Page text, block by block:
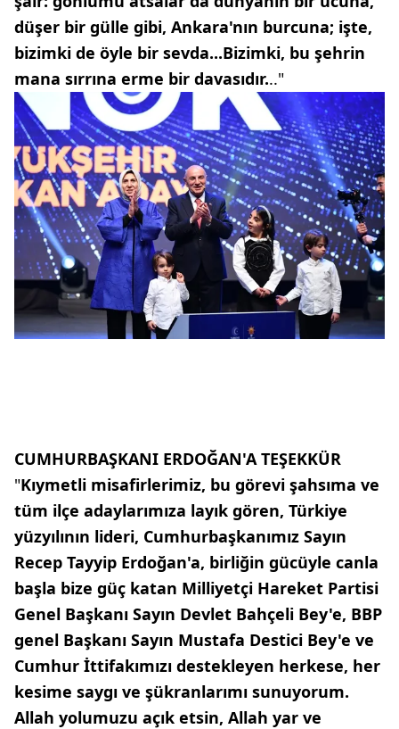
düşer bir gülle gibi, Ankara'nın burcuna; işte,
bizimki de öyle bir sevda...Bizimki, bu şehrin
mana sırrına erme bir davasıdır..."
CUMHURBAŞKANI ERDOĞAN'A TEŞEKKÜR
"Kıymetli misafirlerimiz, bu görevi şahsıma ve
tüm ilçe adaylarımıza layık gören, Türkiye
yüzyılının lideri, Cumhurbaşkanımız Sayın
Recep Tayyip Erdoğan'a, birliğin gücüyle canla
başla bize güç katan Milliyetçi Hareket Partisi
Genel Başkanı Sayın Devlet Bahçeli Bey'e, BBP
genel Başkanı Sayın Mustafa Destici Bey'e ve
Cumhur İttifakımızı destekleyen herkese, her
kesime saygı ve şükranlarımı sunuyorum.
Allah yolumuzu açık etsin, Allah yar ve